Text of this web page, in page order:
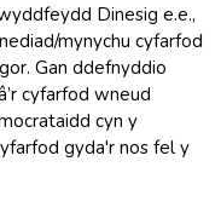
Dinesig e.e.,
mynychu cyfarfod
Gan ddefnyddio
cyfarfod wneud
cyn y
gyda'r nos fel y